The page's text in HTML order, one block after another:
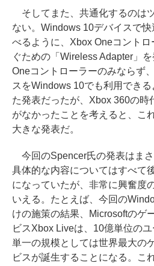
そしてまた、共通化するのは
ない。Windows 10デバイスで
べるように、Xbox Oneコント
ぐための「Wireless Adapter」
Oneコントローラーのみならず
スをWindows 10でも利用でき
た発表だったが、Xbox 360の時
がなかったことを考えると、こ
大きな発表だ。
今回のSpencer氏の発表はまさ
具体的な内容についてはすべて
になっていたが、非常に興奮度
いえる。たとえば、今回の
けの施策の結果、Microsoftのゲ
ビスXbox Liveは、10億単位のユ
単一の規模としては世界最大の
ビスが誕生することになる。こ